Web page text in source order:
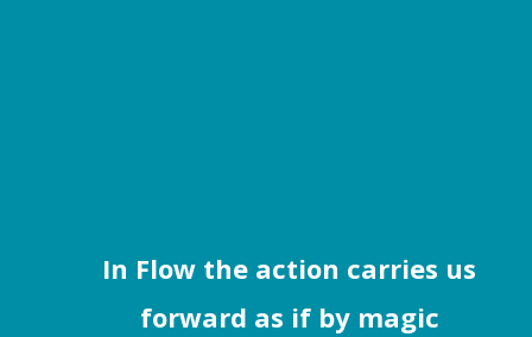
In Flow the action carries us
forward as if by magic